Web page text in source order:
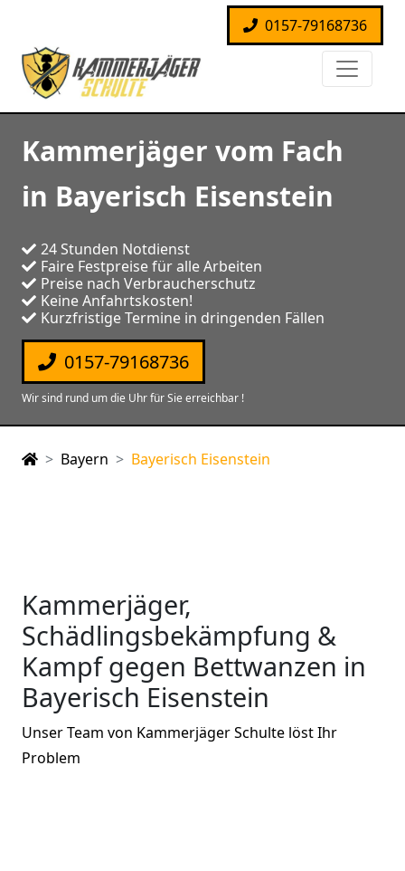
0157-79168736
Kammerjäger vom Fach
in Bayerisch Eisenstein
24 Stunden Notdienst
Faire Festpreise für alle Arbeiten
Preise nach Verbraucherschutz
Keine Anfahrtskosten!
Kurzfristige Termine in dringenden Fällen
0157-79168736
Wir sind rund um die Uhr für Sie erreichbar !
Bayern Bayerisch Eisenstein
Kammerjäger,
Schädlingsbekämpfung &
Kampf gegen Bettwanzen in
Bayerisch Eisenstein
Unser Team von Kammerjäger Schulte löst Ihr
Problem